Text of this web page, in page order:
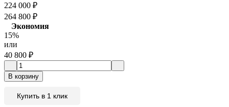
224 000 ₽
264 800 ₽
Экономия
15%
или
40 800 ₽
В корзину
Купить в 1 клик